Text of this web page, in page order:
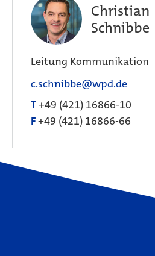
Christian
Schnibbe
Leitung Kommunikation
c.schnibbe@wpd.de
T+49 (421) 16866-10
F+49 (421) 16866-66